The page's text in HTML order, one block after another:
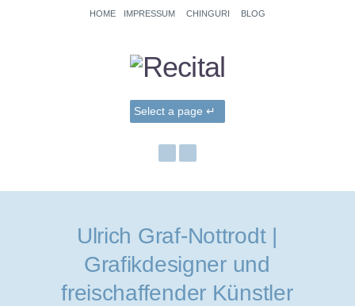
HOME IMPRESSUM CHINGURI BLOG
Ulrich Graf-Nottrodt |
Grafikdesigner und
freischaffender Künstler